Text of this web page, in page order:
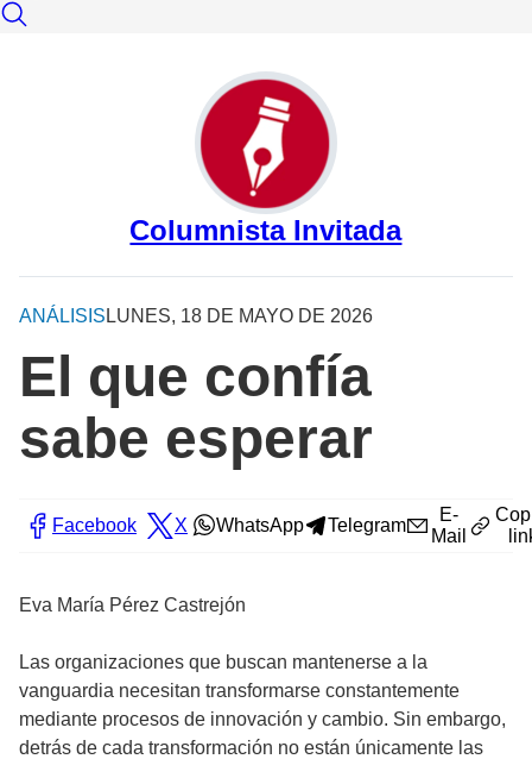
Columnista Invitada
ANÁLISIS LUNES, 18 DE MAYO DE 2026
El que confía
sabe esperar
Facebook X WhatsApp Telegram
E-
Mail
Eva María Pérez Castrejón
Las organizaciones que buscan mantenerse a la
vanguardia necesitan transformarse constantemente
mediante procesos de innovación y cambio. Sin embargo,
detrás de cada transformación no están únicamente las